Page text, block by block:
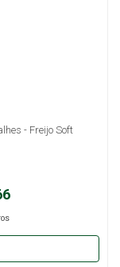
- Freijo Soft